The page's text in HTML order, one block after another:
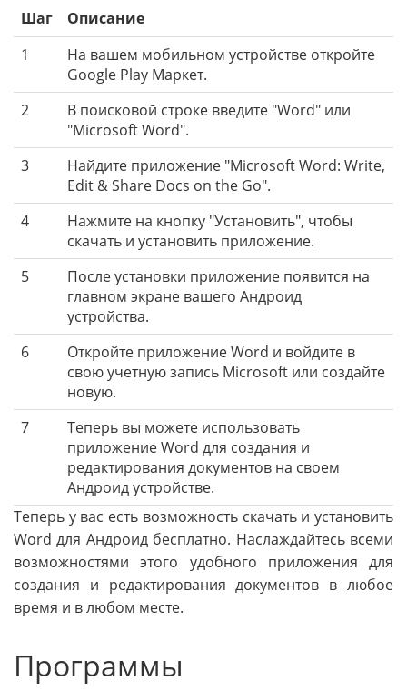
Шаг
Описание
1
На вашем мобильном устройстве откройте
Google Play Маркет.
2
В поисковой строке введите "Word" или
"Microsoft Word".
3
Найдите приложение "Microsoft Word: Write,
Edit & Share Docs on the Go".
4
Нажмите на кнопку "Установить", чтобы
скачать и установить приложение.
5
После установки приложение появится на
главном экране вашего Андроид
устройства.
6
Откройте приложение Word и войдите в
свою учетную запись Microsoft или создайте
новую.
7
Теперь вы можете использовать
приложение Word для создания и
редактирования документов на своем
Андроид устройстве.
Теперь у вас есть возможность скачать и установить
Word для Андроид бесплатно. Наслаждайтесь всеми
возможностями этого удобного приложения для
создания и редактирования документов в любое
время и в любом месте.
Программы